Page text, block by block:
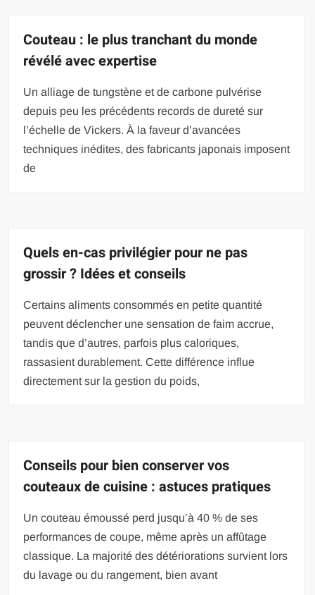
Couteau : le plus tranchant du monde
révélé avec expertise
Un alliage de tungstène et de carbone pulvérise
depuis peu les précédents records de dureté sur
l’échelle de Vickers. À la faveur d’avancées
techniques inédites, des fabricants japonais imposent
de
Quels en-cas privilégier pour ne pas
grossir ? Idées et conseils
Certains aliments consommés en petite quantité
peuvent déclencher une sensation de faim accrue,
tandis que d’autres, parfois plus caloriques,
rassasient durablement. Cette différence influe
directement sur la gestion du poids,
Conseils pour bien conserver vos
couteaux de cuisine : astuces pratiques
Un couteau émoussé perd jusqu’à 40 % de ses
performances de coupe, même après un affûtage
classique. La majorité des détériorations survient lors
du lavage ou du rangement, bien avant